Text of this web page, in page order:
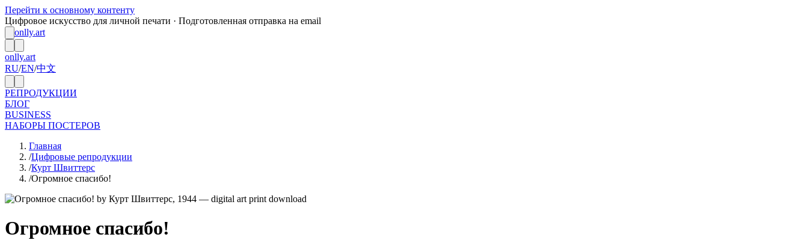
Перейти к основному контенту
Цифровое искусство для личной печати · Подготовленная отправка на email
onlly.art
onlly.art
RU/EN/中文
РЕПРОДУКЦИИ
БЛОГ
BUSINESS
НАБОРЫ ПОСТЕРОВ
Главная
/Цифровые репродукции
/Курт Швиттерс
/Огромное спасибо!
Огромное спасибо!